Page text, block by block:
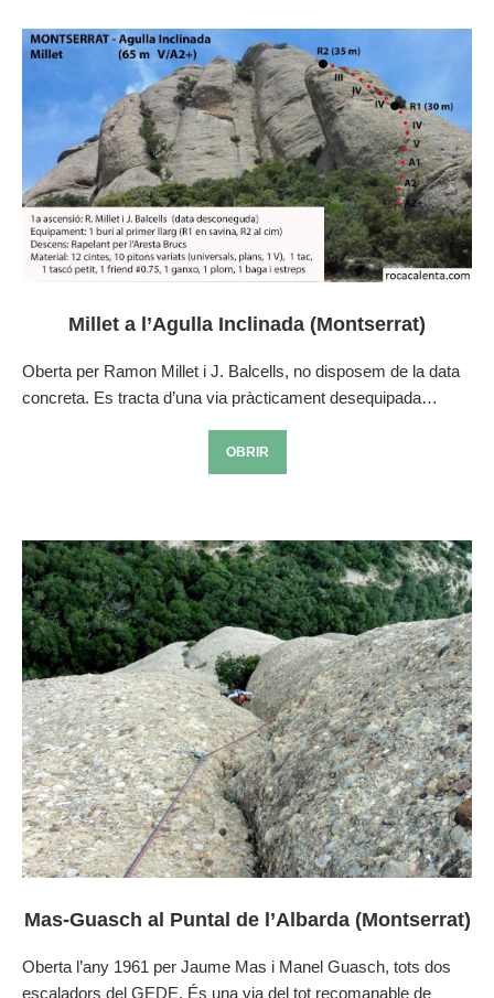
Millet a l’Agulla Inclinada (Montserrat)
Oberta per Ramon Millet i J. Balcells, no disposem de la data
concreta. Es tracta d’una via pràcticament desequipada…
OBRIR
Mas-Guasch al Puntal de l’Albarda (Montserrat)
Oberta l’any 1961 per Jaume Mas i Manel Guasch, tots dos
escaladors del GEDE. És una via del tot recomanable de